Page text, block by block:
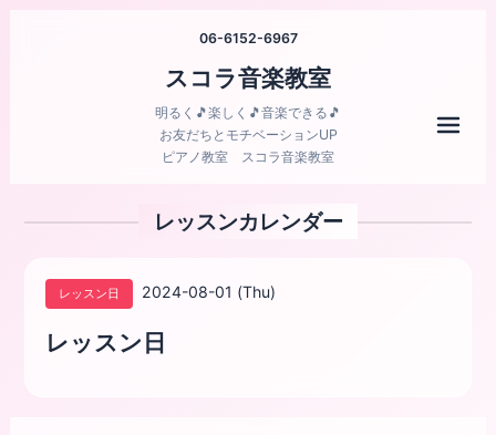
06-6152-6967
スコラ音楽教室
明るく🎵楽しく🎵音楽できる🎵
お友だちとモチベーションUP
ピアノ教室 スコラ音楽教室
レッスンカレンダー
レッスン日 2024-08-01 (Thu)
レッスン日